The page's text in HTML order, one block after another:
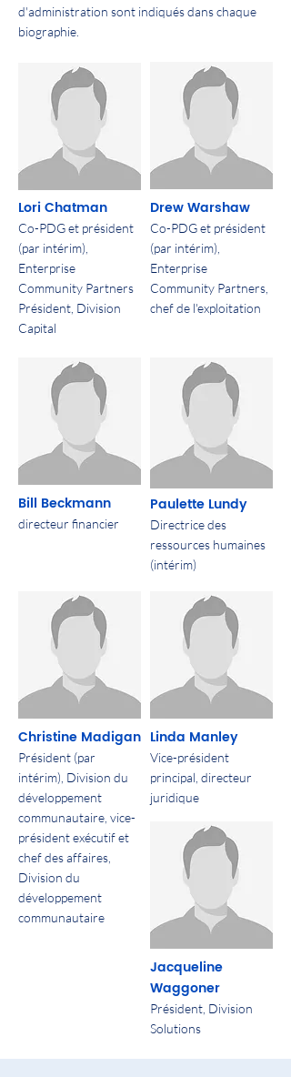
d'administration sont indiqués dans chaque
biographie.
Lori Chatman
Co-PDG et président
(par intérim),
Enterprise
Community Partners
Président, Division
Capital
Drew Warshaw
Co-PDG et président
(par intérim),
Enterprise
Community Partners,
chef de l'exploitation
Bill Beckmann
directeur financier
Paulette Lundy
Directrice des
ressources humaines
(intérim)
Christine Madigan
Président (par
intérim), Division du
développement
communautaire, vice-
président exécutif et
chef des affaires,
Division du
développement
communautaire
Linda Manley
Vice-président
principal, directeur
juridique
Jacqueline
Waggoner
Président, Division
Solutions